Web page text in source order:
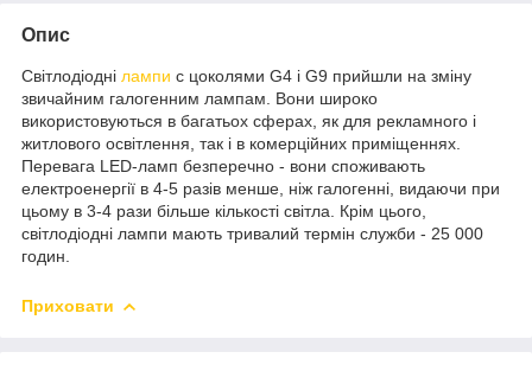
Опис
Світлодіодні лампи c цоколями G4 і G9 прийшли на зміну
звичайним галогенним лампам. Вони широко
використовуються в багатьох сферах, як для рекламного і
житлового освітлення, так і в комерційних приміщеннях.
Перевага LED-ламп безперечно - вони споживають
електроенергії в 4-5 разів менше, ніж галогенні, видаючи при
цьому в 3-4 рази більше кількості світла. Крім цього,
світлодіодні лампи мають тривалий термін служби - 25 000
годин.
Приховати